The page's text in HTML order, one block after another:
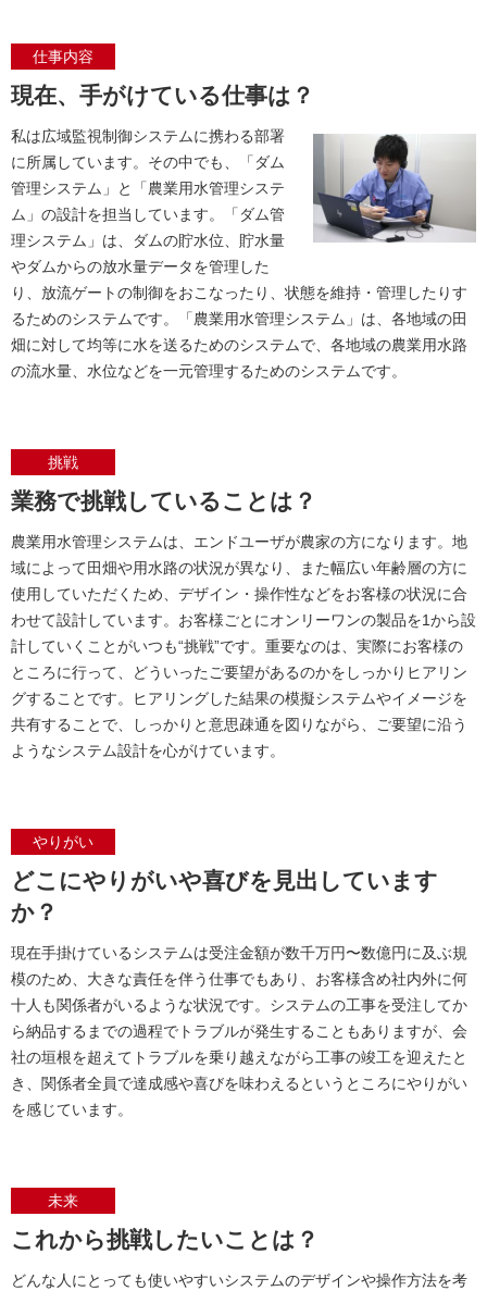
仕事内容
現在、手がけている仕事は？
私は広域監視制御システムに携わる部署
に所属しています。その中でも、「ダム
管理システム」と「農業用水管理システ
ム」の設計を担当しています。「ダム管
理システム」は、ダムの貯水位、貯水量
やダムからの放水量データを管理した
り、放流ゲートの制御をおこなったり、状態を維持・管理したりす
るためのシステムです。「農業用水管理システム」は、各地域の田
畑に対して均等に水を送るためのシステムで、各地域の農業用水路
の流水量、水位などを一元管理するためのシステムです。
挑戦
業務で挑戦していることは？
農業用水管理システムは、エンドユーザが農家の方になります。地
域によって田畑や用水路の状況が異なり、また幅広い年齢層の方に
使用していただくため、デザイン・操作性などをお客様の状況に合
わせて設計しています。お客様ごとにオンリーワンの製品を1から設
計していくことがいつも“挑戦”です。重要なのは、実際にお客様の
ところに行って、どういったご要望があるのかをしっかりヒアリン
グすることです。ヒアリングした結果の模擬システムやイメージを
共有することで、しっかりと意思疎通を図りながら、ご要望に沿う
ようなシステム設計を心がけています。
やりがい
どこにやりがいや喜びを見出しています
か？
現在手掛けているシステムは受注金額が数千万円〜数億円に及ぶ規
模のため、大きな責任を伴う仕事でもあり、お客様含め社内外に何
十人も関係者がいるような状況です。システムの工事を受注してか
ら納品するまでの過程でトラブルが発生することもありますが、会
社の垣根を超えてトラブルを乗り越えながら工事の竣工を迎えたと
き、関係者全員で達成感や喜びを味わえるというところにやりがい
を感じています。
未来
これから挑戦したいことは？
どんな人にとっても使いやすいシステムのデザインや操作方法を考